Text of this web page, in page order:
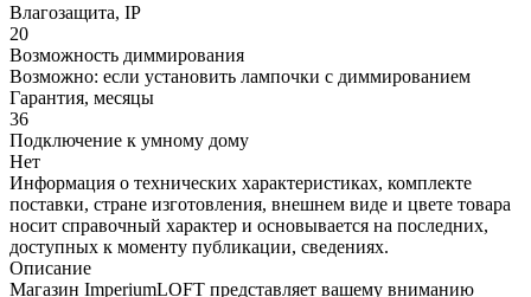
Влагозащита, IP
20
Возможность диммирования
Возможно: если установить лампочки с диммированием
Гарантия, месяцы
36
Подключение к умному дому
Нет
Информация о технических характеристиках, комплекте
поставки, стране изготовления, внешнем виде и цвете товара
носит справочный характер и основывается на последних,
доступных к моменту публикации, сведениях.
Описание
Магазин ImperiumLOFT представляет вашему вниманию